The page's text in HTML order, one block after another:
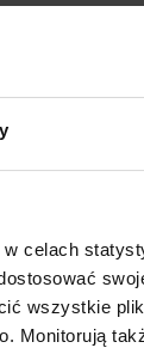
w celach
wszystkie
Monitorują